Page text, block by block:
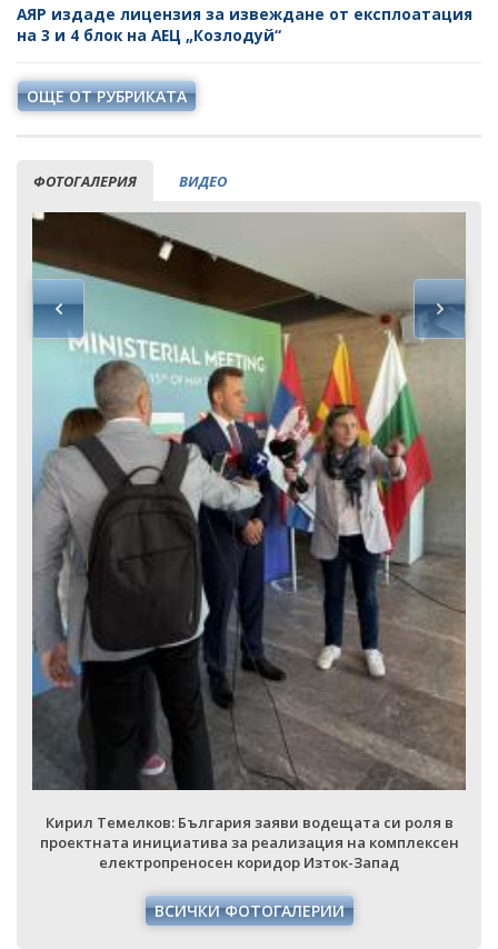
АЯР издаде лицензия за извеждане от експлоатация
на 3 и 4 блок на АЕЦ „Козлодуй“
ОЩЕ ОТ РУБРИКАТА
ФОТОГАЛЕРИЯ ВИДЕО
водещата си роля в
на комплексен
Изток-Запад
Кирил Темелков: България
проектната инициатива за
електропреносен
ВСИЧКИ